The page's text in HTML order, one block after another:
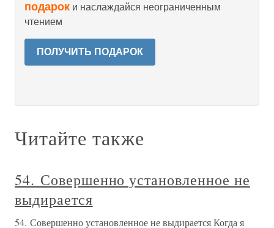
подарок и наслаждайся неограниченным
чтением
ПОЛУЧИТЬ ПОДАРОК
Читайте также
54. Совершенно установленное не
выдирается
54. Совершенно установленное не выдирается Когда я